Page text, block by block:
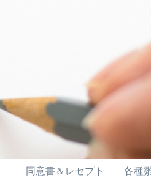
同意書＆レセプト
各種